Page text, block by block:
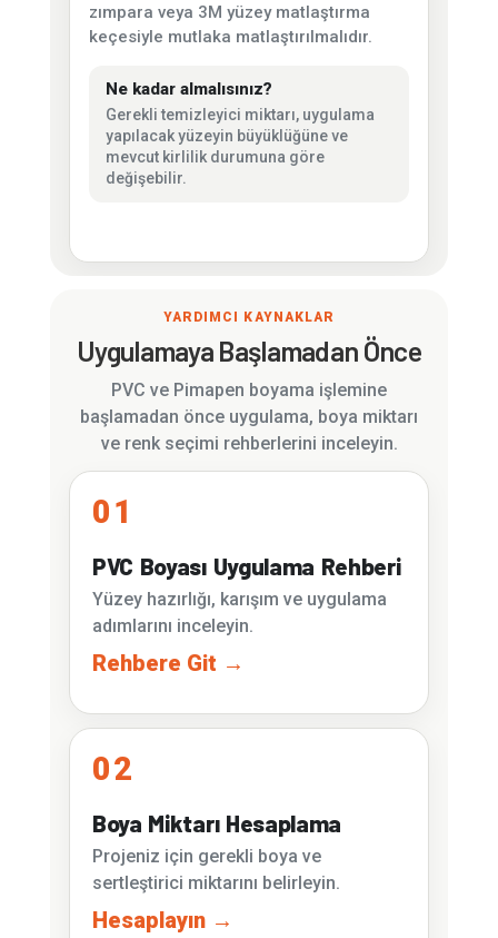
zımpara veya 3M yüzey matlaştırma
keçesiyle mutlaka matlaştırılmalıdır.
Ne kadar almalısınız?
Gerekli temizleyici miktarı, uygulama
yapılacak yüzeyin büyüklüğüne ve
mevcut kirlilik durumuna göre
değişebilir.
YARDIMCI KAYNAKLAR
Uygulamaya Başlamadan Önce
PVC ve Pimapen boyama işlemine
başlamadan önce uygulama, boya miktarı
ve renk seçimi rehberlerini inceleyin.
01
PVC Boyası Uygulama Rehberi
Yüzey hazırlığı, karışım ve uygulama
adımlarını inceleyin.
Rehbere Git →
02
Boya Miktarı Hesaplama
Projeniz için gerekli boya ve
sertleştirici miktarını belirleyin.
Hesaplayın →